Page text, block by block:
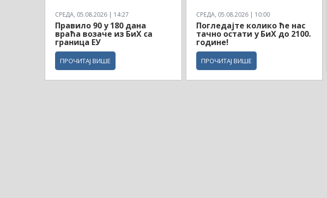
СРЕДА, 05.08.2026 | 14:27
Правило 90 у 180 дана
враћа возаче из БиХ са
граница ЕУ
ПРОЧИТАЈ ВИШЕ
СРЕДА, 05.08.2026 | 10:00
Погледајте колико ће нас
тачно остати у БиХ до 2100.
године!
ПРОЧИТАЈ ВИШЕ